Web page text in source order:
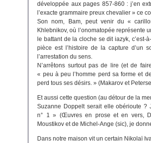
développée aux pages 857-860 : j’en
l’exacte grammaire preux chevalier » ce
Son nom, Bam, peut venir du «
Khlebnikov, où l’onomatopée représente
le battant de la cloche se dit iazyk,
pièce est l’histoire de la capture d’un
l’arrestation du sens.
N’arrêtons surtout pas de lire (et de
« peu à peu l’homme perd sa forme et
perd tous ses désirs. » (Makarov et
Et aussi cette question (au détour de la
Suzanne Doppelt serait elle obérioute
n° 1 » (Œuvres en prose et en vers,
Moustikov et de Michel-Ange (sic), je
Dans notre maison vit un certain Nikolaï